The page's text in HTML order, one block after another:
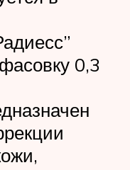
0,3